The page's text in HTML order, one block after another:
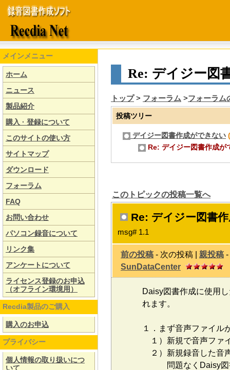
メインメニュー
ホーム
ニュース
製品紹介
購入 · 登録について
このサイトの使い方
サイトマップ
ダウンロード
フォーラム
FAQ
お問い合わせ
パソコン録音について
リンク集
アンケートについて
ライセンス登録のお申込
（オフライン環境用）
Recdia製品のご購入
購入のお申込
プライバシー
個人情報の取り扱いにつ
いて
Re: デイジー図
トップ> フォーラム >フォーラム
投稿ツリー
デイジー図書作成ができない
Re: デイジー図書作成
このトピックの投稿一覧へ
Re: デイジー図書
msg# 1.1
前の投稿 - 次の投稿 | 親投稿 -
SunDataCenter
Daisy図書作成に使用
れます。
１．まず音声ファイル
１）新規で音声ファ
２）新規録音した音
問題なくDaisy図書